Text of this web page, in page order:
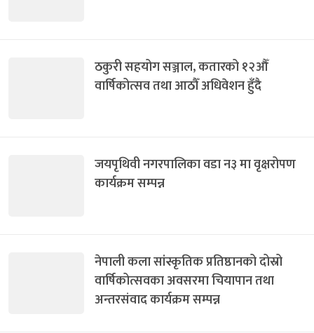
ठकुरी सहयोग सञ्जाल, कतारको १२औँ
वार्षिकोत्सव तथा आठौँ अधिवेशन हुँदै
जयपृथिवी नगरपालिका वडा न३ मा वृक्षरोपण
कार्यक्रम सम्पन्न
नेपाली कला सांस्कृतिक प्रतिष्ठानको दोस्रो
वार्षिकोत्सवका अवसरमा चियापान तथा
अन्तरसंवाद कार्यक्रम सम्पन्न